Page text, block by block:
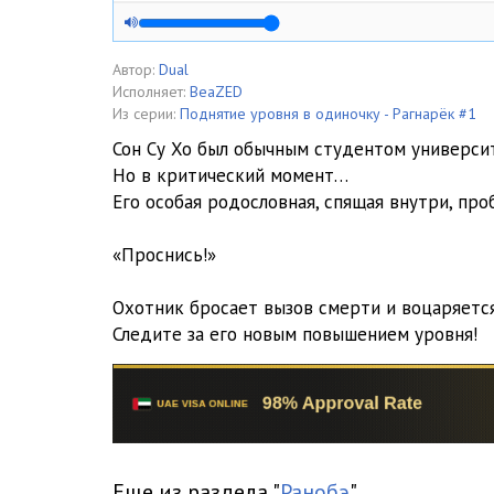
Поднятие уровня в одиночку - Рагнарёк Том 1 глава 4
Поднятие уровня в одиночку - Рагнарёк Том 1 глава 5
Поднятие уровня в одиночку - Рагнарёк Том 1 глава 6
Поднятие уровня в одиночку - Рагнарёк Том 1 глава
Поднятие уровня в одиночку - Рагнарёк Том 1 глава
Поднятие уровня в одиночку - Рагнарёк Том 1 глава 9
Поднятие уровня в одиночку - Рагнарёк Том 1 глава
Поднятие уровня в одиночку - Рагнарёк Том 1 глава
Автор: Dual
Исполняет: BeaZED
Из серии: Поднятие уровня в одиночку - Рагнарёк #1
Сон Су Хо был обычным студентом
Но в критический момент…
Его особая родословная, спящая внутри,
«Проснись!»
Охотник бросает вызов смерти и
Следите за его новым повышением уровня!